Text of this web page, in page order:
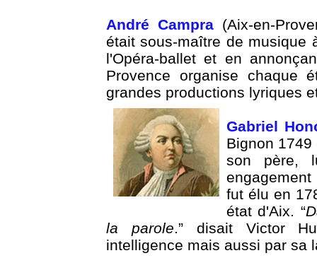
André Campra(Aix-en-
était sous-maître de musique
l'Opéra-ballet et en
Provence organise chaque
grandes productions lyriques
Gabriel
Bignon
son père,
fut élu en
état d'Aix. “
la parole.” disait Victor
intelligence mais aussi par sa